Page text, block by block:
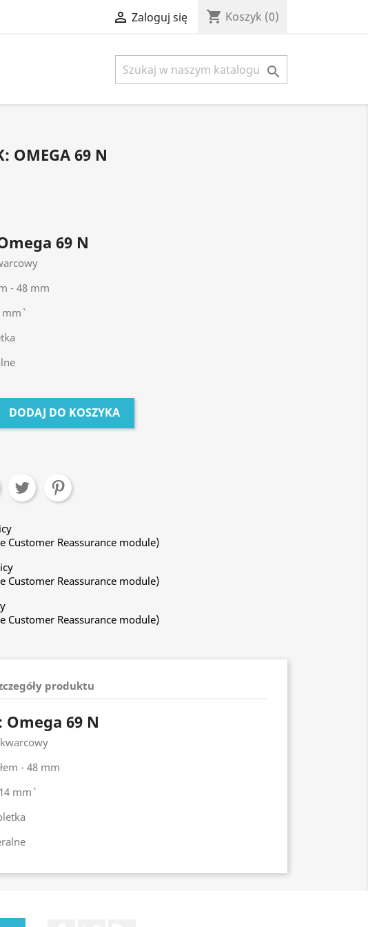
 Zaloguj się shopping_cart Koszyk (0)

OMEGA 69 N
69 N
- 48 mm
DODAJ DO KOSZYKA
Customer Reassurance module)
Customer Reassurance module)
Customer Reassurance module)
produktu
69 N
- 48 mm
mm`